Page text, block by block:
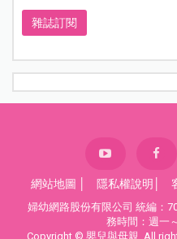
雜誌訂閱
網站地圖 隱私權說明
婦幼網路股份有限公司 統編：
務時間：週一
Copyright © 嬰兒與母親. All